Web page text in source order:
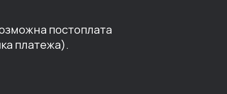
постоплата
платежа).